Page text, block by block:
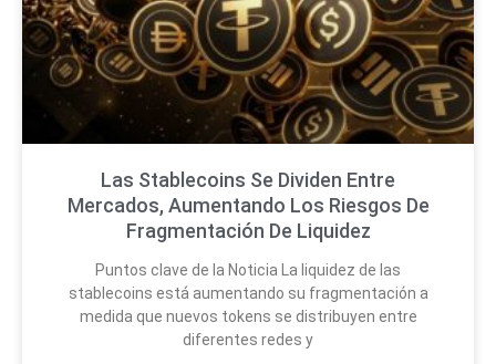
Las Stablecoins Se Dividen Entre
Mercados, Aumentando Los Riesgos De
Fragmentación De Liquidez
Puntos clave de la Noticia La liquidez de las
stablecoins está aumentando su fragmentación a
medida que nuevos tokens se distribuyen entre
diferentes redes y